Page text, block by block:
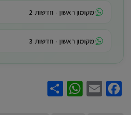
מקומון ראשון - חדשות 2
מקומון ראשון - חדשות 3
Facebook
Email
WhatsApp